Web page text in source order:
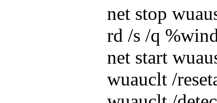
net stop
rd /s /q
net start
wuauclt /